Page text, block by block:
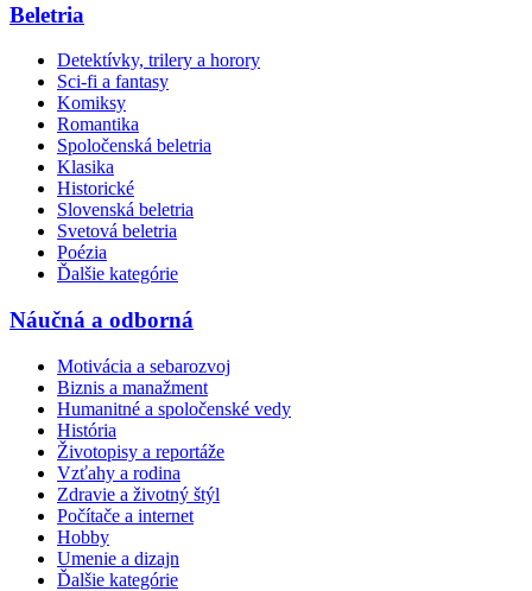
Beletria
Detektívky, trilery a horory
Sci-fi a fantasy
Komiksy
Romantika
Spoločenská beletria
Klasika
Historické
Slovenská beletria
Svetová beletria
Poézia
Ďalšie kategórie
Náučná a odborná
Motivácia a sebarozvoj
Biznis a manažment
Humanitné a spoločenské vedy
História
Životopisy a reportáže
Vzťahy a rodina
Zdravie a životný štýl
Počítače a internet
Hobby
Umenie a dizajn
Ďalšie kategórie